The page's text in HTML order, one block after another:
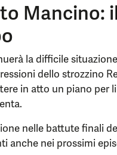
Mancino:
la difficile
dello strozzino
in atto un piano per
nelle battute finali
anche nei prossimi